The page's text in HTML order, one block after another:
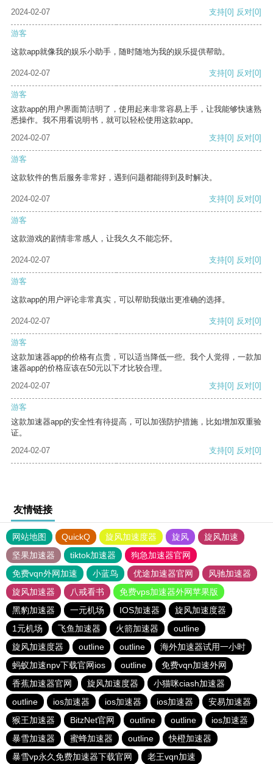
2024-02-07
支持[0] 反对[0]
游客
这款app就像我的娱乐小助手，随时随地为我的娱乐提供帮助。
2024-02-07 支持[0] 反对[0]
游客
这款app的用户界面简洁明了，使用起来非常容易上手，让我能够快速熟
悉操作。我不用看说明书，就可以轻松使用这款app。
2024-02-07
支持[0] 反对[0]
游客
这款软件的售后服务非常好，遇到问题都能得到及时解决。
2024-02-07 支持[0] 反对[0]
游客
这款游戏的剧情非常感人，让我久久不能忘怀。
2024-02-07 支持[0] 反对[0]
游客
这款app的用户评论非常真实，可以帮助我做出更准确的选择。
2024-02-07 支持[0] 反对[0]
游客
这款加速器app的价格有点贵，可以适当降低一些。我个人觉得，一款加
速器app的价格应该在50元以下才比较合理。
2024-02-07
支持[0] 反对[0]
游客
这款加速器app的安全性有待提高，可以加强防护措施，比如增加双重验
证。
2024-02-07
支持[0] 反对[0]
友情链接
网站地图 QuickQ 旋风加速度器 旋风
旋风加速
坚果加速器
tiktok加速器
狗急加速器官网
免费vqn外网加速
小蓝鸟 优途加速器官网
风驰加速器
旋风加速器
八戒看书
免费vps加速器外网苹果版
黑豹加速器
一元机场 IOS加速器
旋风加速度器
1元机场
飞鱼加速器 火箭加速器
outline
旋风加速度器
outline outline
海外加速器试用一小时
蚂蚁加速npv下载官网ios
outline
免费vqn加速外网
香蕉加速器官网
旋风加速度器
小猫咪ciash加速器
outline
ios加速器 ios加速器 ios加速器
安易加速器
猴王加速器
BitzNet官网 outline outline
ios加速器
暴雪加速器
蜜蜂加速器 outline
快橙加速器
暴雪vp永久免费加速器下载官网
老王vqn加速